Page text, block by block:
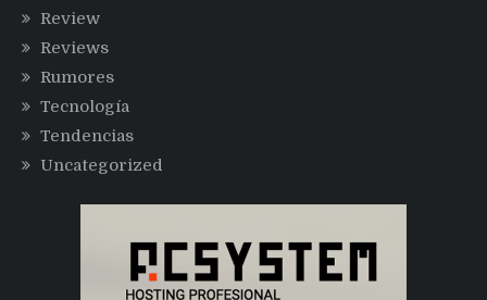
Review
Reviews
Rumores
Tecnología
Tendencias
Uncategorized